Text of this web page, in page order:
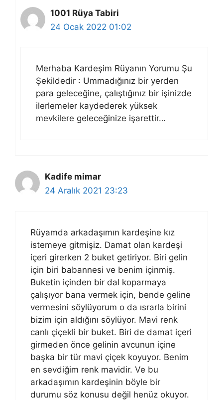
1001 Rüya Tabiri
24 Ocak 2022 01:02
Merhaba Kardeşim Rüyanın Yorumu Şu
Şekildedir : Ummadığınız bir yerden
para geleceğine, çalıştığınız bir işinizde
ilerlemeler kaydederek yüksek
mevkilere geleceğinize işarettir…
Kadife mimar
24 Aralık 2021 23:23
Rüyamda arkadaşımın kardeşine kız
istemeye gitmişiz. Damat olan kardeşi
içeri girerken 2 buket getiriyor. Biri gelin
için biri babannesi ve benim içinmiş.
Buketin içinden bir dal koparmaya
çalışıyor bana vermek için, bende geline
vermesini söylüyorum o da ısrarla birini
bizim için aldığını söylüyor. Mavi renk
canlı çiçekli bir buket. Biri de damat içeri
girmeden önce gelinin avcunun içine
başka bir tür mavi çiçek koyuyor. Benim
en sevdiğim renk mavidir. Ve bu
arkadaşımın kardeşinin böyle bir
durumu söz konusu değil henüz okuyor.